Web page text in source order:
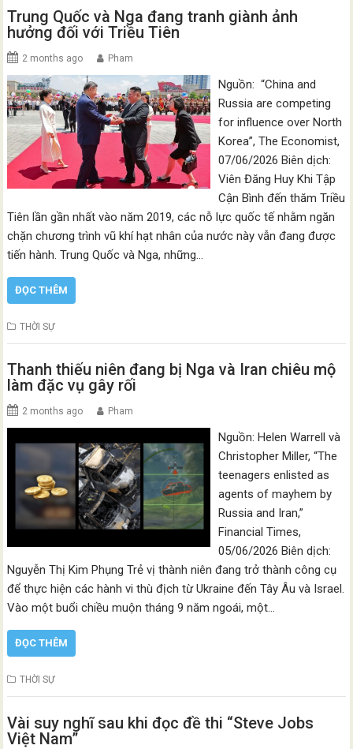
Trung Quốc và Nga đang tranh giành ảnh
hưởng đối với Triều Tiên
2 months ago Pham
Nguồn: “China and
Russia are competing
for influence over North
Korea”, The Economist,
07/06/2026 Biên dịch:
Viên Đăng Huy Khi Tập
Cận Bình đến thăm Triều
Tiên lần gần nhất vào năm 2019, các nỗ lực quốc tế nhằm ngăn
chặn chương trình vũ khí hạt nhân của nước này vẫn đang được
tiến hành. Trung Quốc và Nga, những…
ĐỌC THÊM
THỜI SỰ
Thanh thiếu niên đang bị Nga và Iran chiêu mộ
làm đặc vụ gây rối
2 months ago Pham
Nguồn: Helen Warrell và
Christopher Miller, “The
teenagers enlisted as
agents of mayhem by
Russia and Iran,”
Financial Times,
05/06/2026 Biên dịch:
Nguyễn Thị Kim Phụng Trẻ vị thành niên đang trở thành công cụ
để thực hiện các hành vi thù địch từ Ukraine đến Tây Âu và Israel.
Vào một buổi chiều muộn tháng 9 năm ngoái, một…
ĐỌC THÊM
THỜI SỰ
Vài suy nghĩ sau khi đọc đề thi “Steve Jobs
Việt Nam”